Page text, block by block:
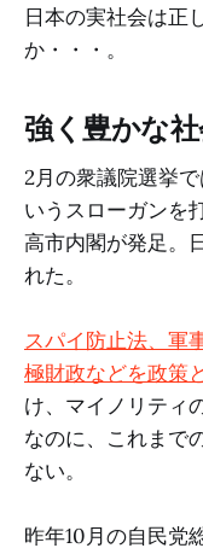
日本の実社会は正
か・・・。
強く豊かな
2月の衆議院選挙
いうスローガンを
高市内閣が発足。
れた。
スパイ防止法、軍
極財政などを政策
け、マイノリティ
なのに、これまで
ない。
昨年10月の自民党